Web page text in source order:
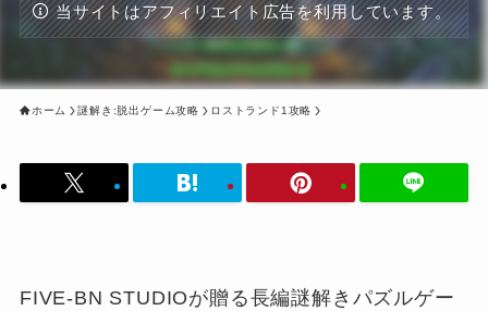
当サイトはアフィリエイト広告を利用しています。
ホーム 謎解き:脱出ゲーム攻略 ロストランド1攻略
FIVE-BN STUDIOが贈る長編謎解きパズルゲー